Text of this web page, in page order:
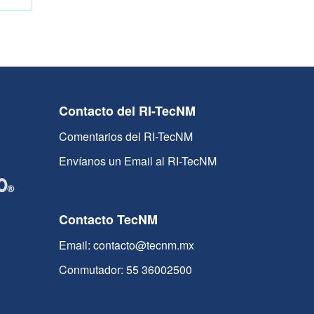
Contacto del RI-TecNM
Comentarios del RI-TecNM
Envíanos un Email al RI-TecNM
Contacto TecNM
Email: contacto@tecnm.mx
Conmutador: 55 36002500